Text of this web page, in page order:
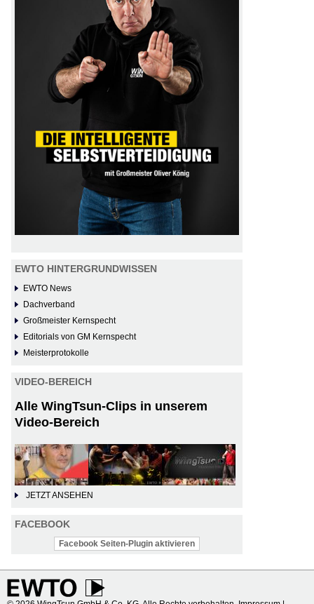
EWTO HINTERGRUNDWISSEN
EWTO News
Dachverband
Großmeister Kernspecht
Editorials von GM Kernspecht
Meisterprotokolle
VIDEO-BEREICH
Alle WingTsun-Clips in unserem
Video-Bereich
JETZT ANSEHEN
FACEBOOK
Facebook Seiten-Plugin aktivieren